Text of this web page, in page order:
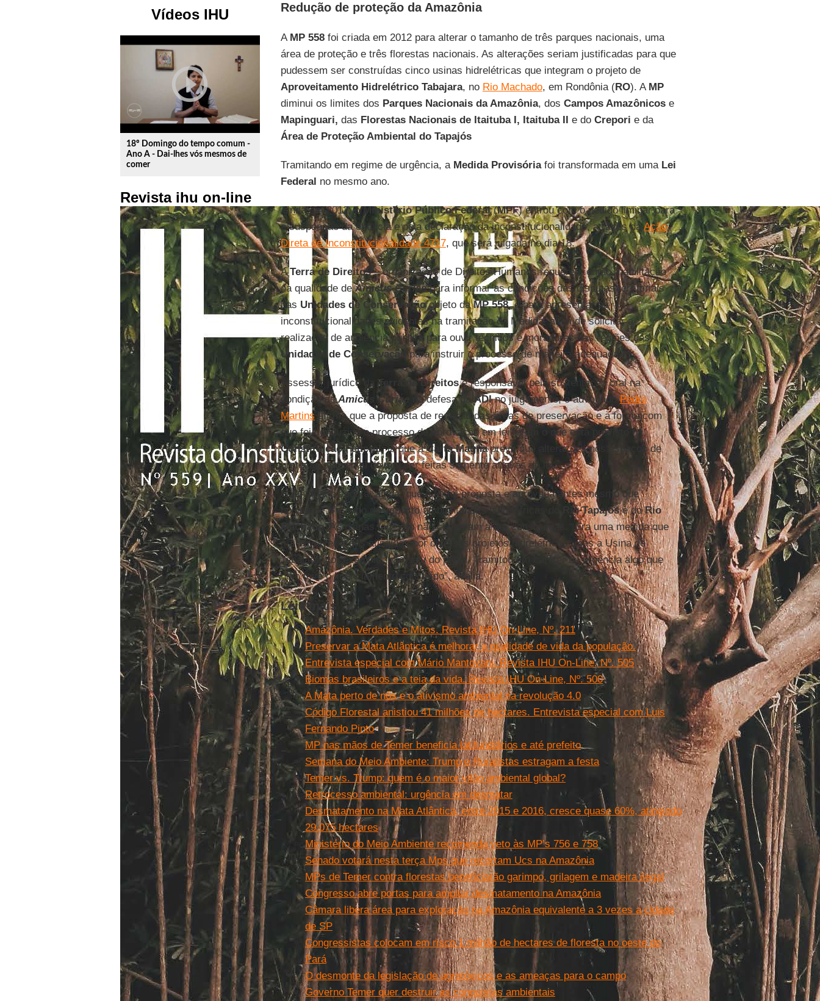
Vídeos IHU
play_circle_outline
18º Domingo do tempo comum -
Ano A - Dai-lhes vós mesmos de
comer
Revista ihu on-line
Redução de proteção da Amazônia
A MP 558foi criada em 2012 para alterar o tamanho de três parques nacionais, uma
área de proteção e três florestas nacionais. As alterações seriam justificadas para que
pudessem ser construídas cinco usinas hidrelétricas que integram o projeto de
Aproveitamento Hidrelétrico Tabajara, no Rio Machado, em Rondônia (RO). A MP
diminui os limites dos Parques Nacionais da Amazônia, dos Campos Amazônicose
Mapinguari, das Florestas Nacionais de Itaituba I, Itaituba II e do Crepori e da
Área de Proteção Ambiental do Tapajós
Tramitando em regime de urgência, a Medida Provisóriafoi transformada em uma Lei
Federal no mesmo ano.
Ainda em 2012, oMinistério Público Federal(MPF) entrou com o pedido liminar para
a suspensão da eficácia e pela declaração da inconstitucionalidade, através daAção
Direta de Inconstitucionalidade 4717, que será julgada no dia 18.
ATerra de Direitos– organização de Direitos Humanos requereu, então, habilitação
na qualidade deAmicus Curiaepara informar as condições das disputas territoriais
nas Unidades de Conservaçãoobjeto daMP 558,e para apresentar as
inconstitucionalidades evidentes na tramitação da Medida, além de solicitar a
realização de audiência pública para ouvir técnicos e moradores das regiões das
Unidades de Conservação para instruir o processo de maneira adequada.
Assessor jurídico da Terra de Direitose responsável pela sustentação oral na
condição deAmicus Curiae na defesa daADIno julgamento, o advogadoPedro
Martinsafirma que a proposta de redução das áreas de preservação e a forma com
que foi conduzido o processo de aprovação em lei ferem o que está previsto na
Constituição Federal, já que aCarta Magnaprevê que alterações nos espaços de
proteção ambiental devem ser feitas somente através de lei.
O advogado aponta, ainda, que a lei foi proposta e aprovada antes mesmo que
houvesse o estudo de impacto ambiental das hidrelétricas do
Rio Tapajóse doRio
Machado. As usinas também não chegaram a ser construídas. “Era uma medida que
iria envolver áreas atingidas por diversos projetos hidrelétricos, mas a Usina de
Tabajara, por exemplo, não saiu do papel. Tramitou em caráter de urgência algo que
nem teve o licenciamento concluído”, avalia.
Leia mais
Amazônia. Verdades e Mitos. Revista IHU On-Line, Nº. 211
Preservar a Mata Atlântica é melhorar a qualidade de vida da população.
Entrevista especial com Mário Mantovani. Revista IHU On-Line, Nº. 505
Biomas brasileiros e a teia da vida. Revista IHU On-Line, Nº. 500
A Mata perto de nós e o ativismo ambiental na revolução 4.0
Código Florestal anistiou 41 milhões de hectares. Entrevista especial com Luis
Fernando Pinto
MP nas mãos de Temer beneficia latifundiários e até prefeito
Semana do Meio Ambiente: Trump e Ruralistas estragam a festa
Temer vs. Trump: quem é o maior vilão ambiental global?
Retrocesso ambiental: urgência em desmatar
Desmatamento na Mata Atlântica, entre 2015 e 2016, cresce quase 60%, atingindo
29.075 hectares
Ministério do Meio Ambiente recomenda veto às MP’s 756 e 758
Senado votará nesta terça Mps que recortam Ucs na Amazônia
MPs de Temer contra florestas beneficiarão garimpo, grilagem e madeira ilegal
Congresso abre portas para ampliar desmatamento na Amazônia
Câmara libera área para exploração na Amazônia equivalente a 3 vezes a cidade
de SP
Congressistas colocam em risco 1 milhão de hectares de floresta no oeste do
Pará
O desmonte da legislação de agrotóxicos e as ameaças para o campo
Governo Temer quer destruir as conquistas ambientais